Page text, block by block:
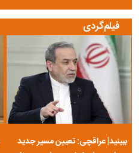
فیلم‌گردی
ببینید| عراقچی: تعیین مسیر جدید